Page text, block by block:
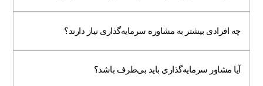
چه افرادی بیشتر به مشاوره سرمایه‌گذاری نیاز دارند؟
آیا مشاور سرمایه‌گذاری باید بی‌طرف باشد؟